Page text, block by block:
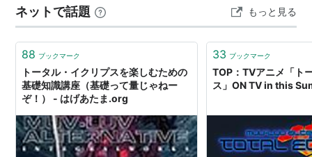
送）
キャスト
ユウヤ・ブリッジス：小野大輔
篁唯依：中原麻衣
イーニァ・シェスチナ：能登麻美子
タリサ・マナンダル：野川さくら
ネットで話題 もっと見る
88 ブックマーク
トータル・イクリプスを楽しむための
基礎知識講座（基礎って量じゃねー
ぞ！） - はげあたま.org
33 ブックマーク
TOP：TVアニメ「ト
ス」ON TV in this